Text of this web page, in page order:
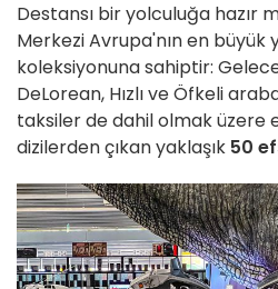
Destansı bir yolculuğa hazır
Merkezi Avrupa'nın en büyük
koleksiyonuna sahiptir:
DeLorean, Hızlı ve Öfkeli
taksiler de dahil olmak üzere
dizilerden çıkan yaklaşık 50